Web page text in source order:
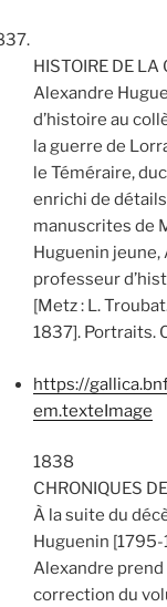
HISTOIRE DE LA
Alexandre
d’histoire au
la guerre de
le Téméraire,
enrichi de
manuscrites de
Huguenin jeune,
professeur
[Metz : L.
1837]. Portraits.
https://
em.texteImage
1838
CHRONIQUES
À la suite du
Huguenin
Alexandre prend
correction du